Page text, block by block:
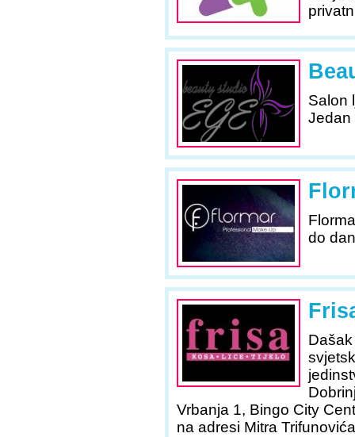
Salon
Jedan
do
Vrbanja 1, Bingo City
na adresi Mitra